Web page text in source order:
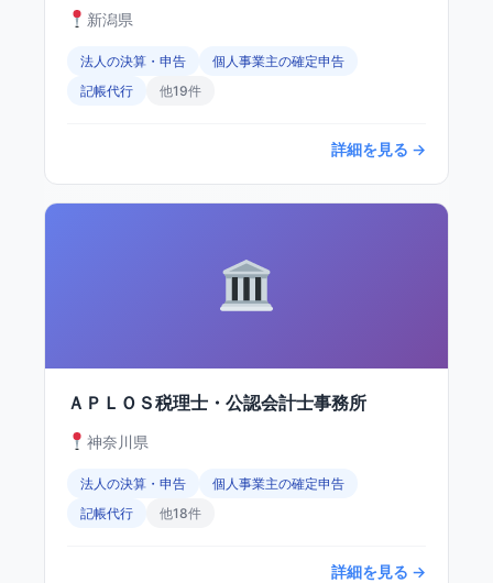
新潟県
法人の決算・申告
個人事業主の確定申告
記帳代行
他19件
詳細を見る →
ＡＰＬＯＳ税理士・公認会計士事務所
神奈川県
法人の決算・申告
個人事業主の確定申告
記帳代行
他18件
詳細を見る →